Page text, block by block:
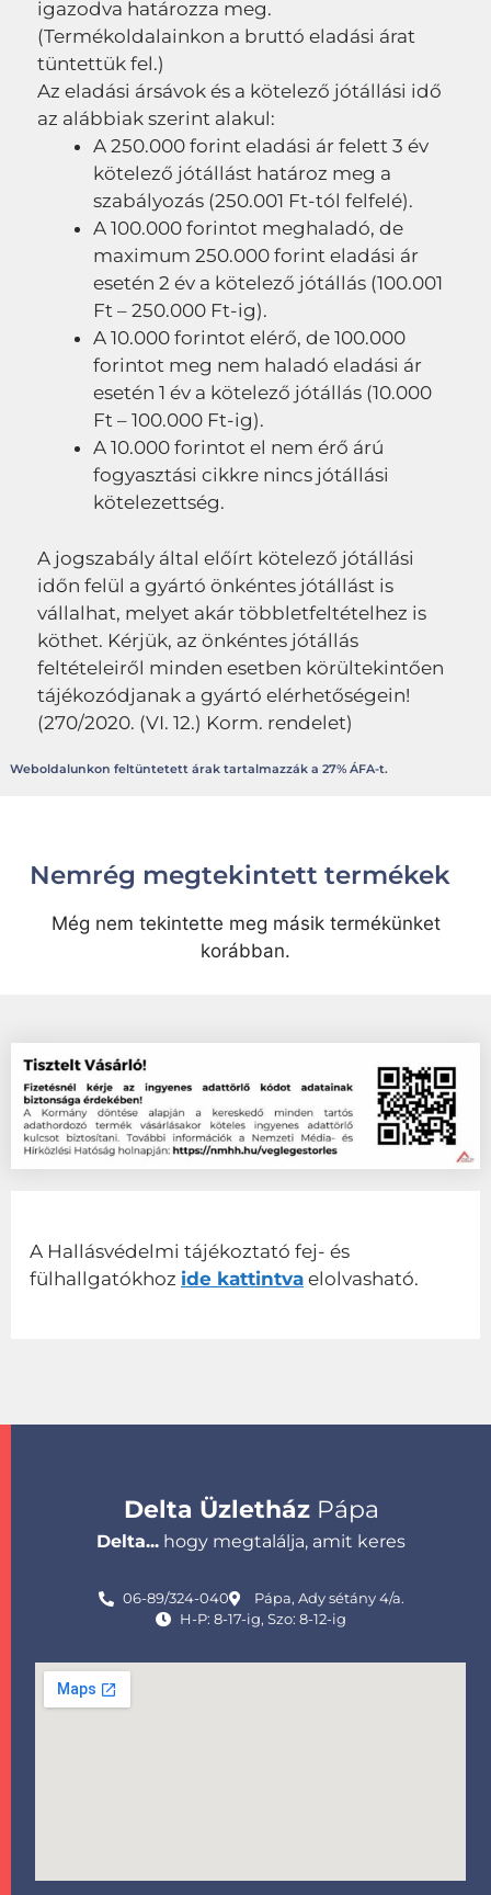
igazodva határozza meg.
(Termékoldalainkon a bruttó eladási árat
tüntettük fel.)
Az eladási ársávok és a kötelező jótállási idő
az alábbiak szerint alakul:
A 250.000 forint eladási ár felett 3 év
kötelező jótállást határoz meg a
szabályozás (250.001 Ft-tól felfelé).
A 100.000 forintot meghaladó, de
maximum 250.000 forint eladási ár
esetén 2 év a kötelező jótállás (100.001
Ft – 250.000 Ft-ig).
A 10.000 forintot elérő, de 100.000
forintot meg nem haladó eladási ár
esetén 1 év a kötelező jótállás (10.000
Ft – 100.000 Ft-ig).
A 10.000 forintot el nem érő árú
fogyasztási cikkre nincs jótállási
kötelezettség.
A jogszabály által előírt kötelező jótállási
időn felül a gyártó önkéntes jótállást is
vállalhat, melyet akár többletfeltételhez is
köthet. Kérjük, az önkéntes jótállás
feltételeiről minden esetben körültekintően
tájékozódjanak a gyártó elérhetőségein!
(270/2020. (VI. 12.) Korm. rendelet)
Weboldalunkon feltüntetett árak tartalmazzák a 27% ÁFA-t.
Nemrég megtekintett termékek
Még nem tekintette meg másik termékünket
korábban.
A Hallásvédelmi tájékoztató fej- és
fülhallgatókhoz ide kattintva elolvasható.
Delta ÜzletházPápa
Delta... hogy megtalálja, amit keres
06-89/324-040
Pápa, Ady sétány 4/a.
H-P: 8-17-ig, Szo: 8-12-ig